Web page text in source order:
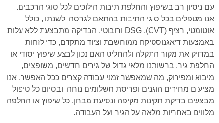
עם ניסיון רב בשיפוץ והחלפת תיבות הילוכים לכל סוגי הרכבים.
אנו מטפלים בכל סוגי התיבות בהתאם לגרסה ולשנתון, כולל
אוטומטי, רציף (CVT), DSG ורובוטי. הבדיקה מתבצעת ללא עלות
באמצעות דיאגנוסטיקה ממוחשבת וציוד מתקדם, כדי לזהות
במדויק את מקור התקלה ולהחליט האם נכון לבצע שיפוץ יסודי או
החלפת גיר. ברשותנו מלאי גדול של גירים חדשים, משופצים,
מיבוא ומפירוק, מה שמאפשר זמני עבודה קצרים ככל האפשר. אנו
מציעים מחירים הוגנים ופריסת תשלומים נוחה, ובסיום כל טיפול
מבצעים בדיקת תקינות מקיפה ונסיעת מבחן. כל שיפוץ או החלפה
מלווים באחריות מלאה על הגיר ועל העבודה.